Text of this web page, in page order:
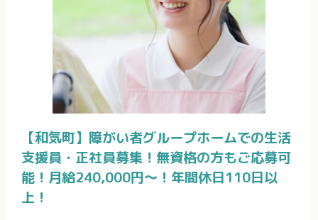
【和気町】障がい者グループホームでの生活
支援員・正社員募集！無資格の方もご応募可
能！月給240,000円～！年間休日110日以
上！